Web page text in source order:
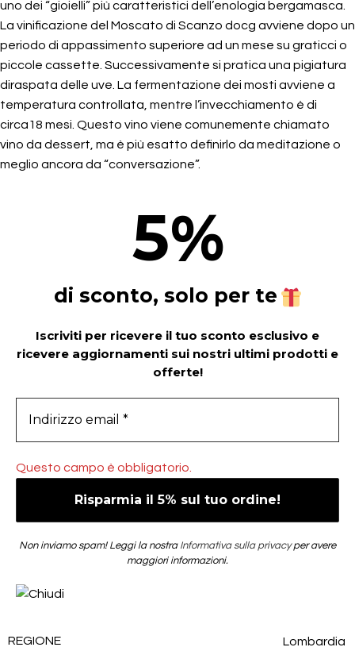
uno dei “gioielli” più caratteristici dell’enologia bergamasca.
La vinificazione del Moscato di Scanzo docg avviene dopo un
periodo di appassimento superiore ad un mese su graticci o
piccole cassette. Successivamente si pratica una pigiatura
diraspata delle uve. La fermentazione dei mosti avviene a
temperatura controllata, mentre l’invecchiamento è di
circa18 mesi. Questo vino viene comunemente chiamato
vino da dessert, ma è più esatto definirlo da meditazione o
meglio ancora da “conversazione”.
5%
di sconto, solo per te
Iscriviti per ricevere il tuo sconto esclusivo e
ricevere aggiornamenti sui nostri ultimi prodotti e
offerte!
Questo campo è obbligatorio.
Non inviamo spam! Leggi la nostra Informativa sulla privacyper avere
maggiori informazioni.
REGIONE Lombardia